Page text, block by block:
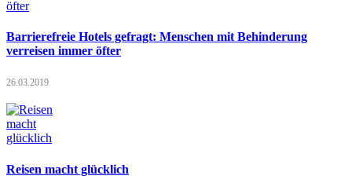
Barrierefreie Hotels gefragt: Menschen mit Behinderung
verreisen immer öfter
26.03.2019
Reisen macht glücklich